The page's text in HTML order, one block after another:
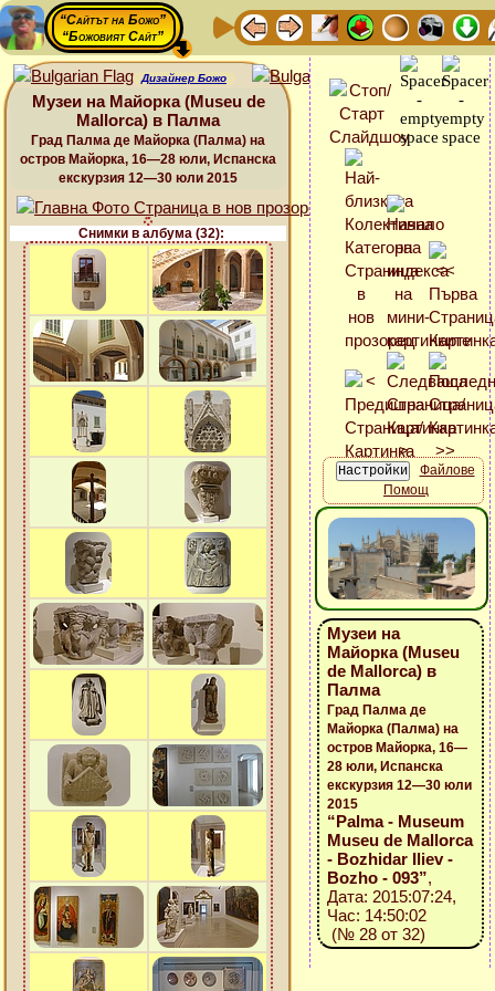
“Сайтът на Божо”
“Божовият Сайт”
Дизайнер Божо
Музеи на Майорка (Museu de
Mallorca) в Палма
Град Палма де Майорка (Палма) на
остров Майорка, 16—28 юли, Испанска
екскурзия 12—30 юли 2015
Снимки в албума (32):
Файлове
Помощ
Музеи на
Майорка (Museu
de Mallorca) в
Палма
Град Палма де
Майорка (Палма) на
остров Майорка, 16—
28 юли, Испанска
екскурзия 12—30 юли
2015
“Palma - Museum
Museu de Mallorca
- Bozhidar Iliev -
Bozho - 093”,
Дата: 2015:07:24,
Час: 14:50:02
(№ 28 от 32)